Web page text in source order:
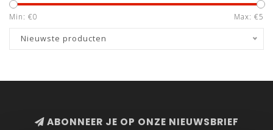
Min: €0 Max: €5
Nieuwste producten
ABONNEER JE OP ONZE NIEUWSBRIEF